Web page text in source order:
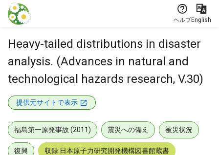
本文に飛ぶ
ヘルプEnglish
Heavy-tailed distributions in disaster
analysis. (Advances in natural and
technological hazards research, V.30)
提供元サイトで表示
福島第一原発事故 (2011) 震災への備え 被災状況
復興 収録:日本原子力研究開発機構図書館蔵書